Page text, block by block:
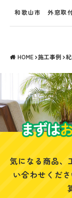
和歌山市 外窓取
HOME 施工事例
気になる商品、
い合わせくださ